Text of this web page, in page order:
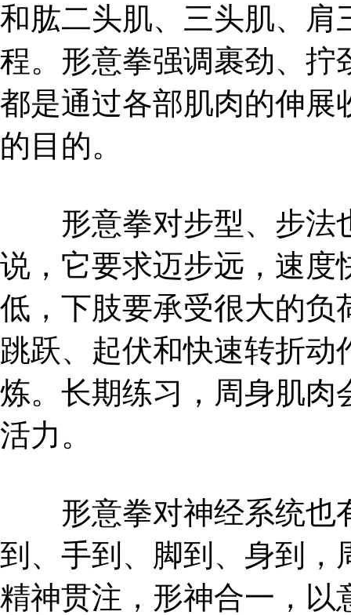
和肱二头肌、三头肌、肩
程。形意拳强调裹劲、拧
都是通过各部肌肉的伸展
的目的。
形意拳对步型、步法
说，它要求迈步远，速度
低，下肢要承受很大的负
跳跃、起伏和快速转折
炼。长期练习，周身肌肉
活力。
形意拳对神经系统也
到、手到、脚到、身到，
精神贯注，形神合一，以